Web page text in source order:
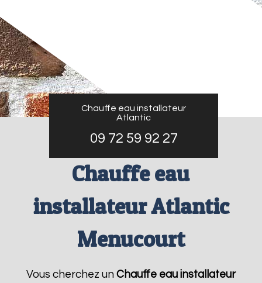
Chauffe eau installateur
Atlantic
09 72 59 92 27
Chauffe eau
installateur Atlantic
Menucourt
Vous cherchez un Chauffe eau installateur